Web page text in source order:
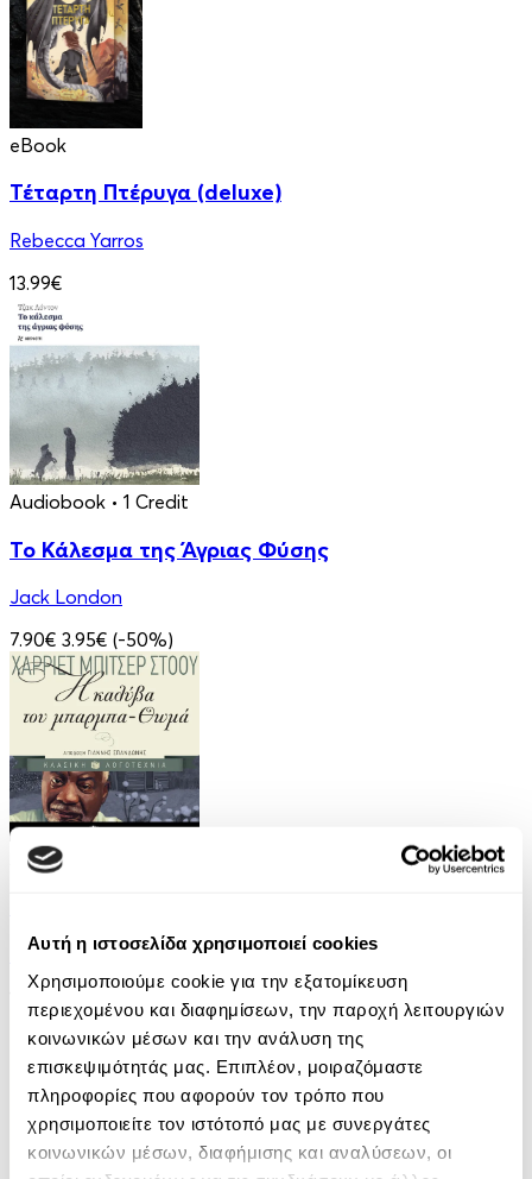
Αυτή η ιστοσελίδα χρησιμοποιεί cookies
Χρησιμοποιούμε cookie για την εξατομίκευση
περιεχομένου και διαφημίσεων, την παροχή λειτουργιών
κοινωνικών μέσων και την ανάλυση της
επισκεψιμότητάς μας. Επιπλέον, μοιραζόμαστε
πληροφορίες που αφορούν τον τρόπο που
χρησιμοποιείτε τον ιστότοπό μας με συνεργάτες
κοινωνικών μέσων, διαφήμισης και αναλύσεων, οι
eBook
Τέταρτη Πτέρυγα (deluxe)
Rebecca Yarros
13.99€
Audiobook • 1 Credit
Το Κάλεσμα της Άγριας Φύσης
Jack London
7.90€ 3.95€ (-50%)
Audiobook
Harriet Beecher Stowe
14.90€